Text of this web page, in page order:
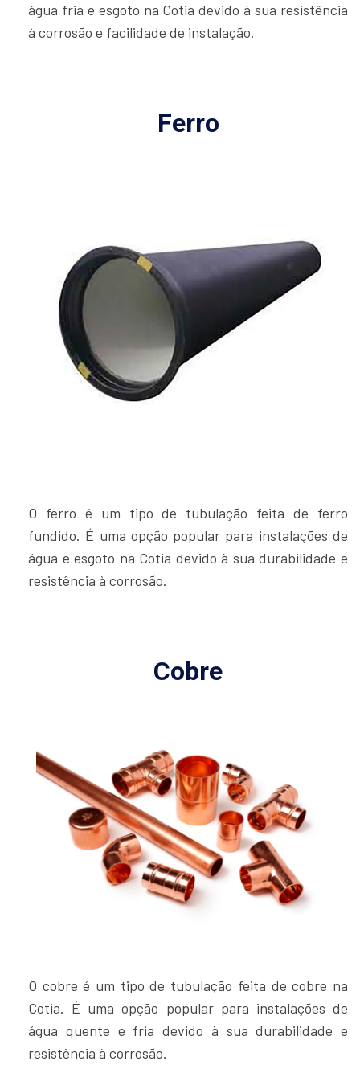
água fria e esgoto na Cotia devido à sua resistência
à corrosão e facilidade de instalação.
Ferro
O ferro é um tipo de tubulação feita de ferro
fundido. É uma opção popular para instalações de
água e esgoto na Cotia devido à sua durabilidade e
resistência à corrosão.
Cobre
O cobre é um tipo de tubulação feita de cobre na
Cotia. É uma opção popular para instalações de
água quente e fria devido à sua durabilidade e
resistência à corrosão.